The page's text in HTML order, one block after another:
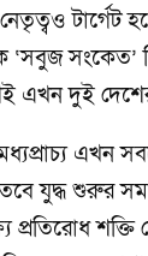
টার্গেট
সংকেত’
এখন দুই
এখন
তবে যুদ্ধ শুরুর
প্রতিরোধ শক্তি